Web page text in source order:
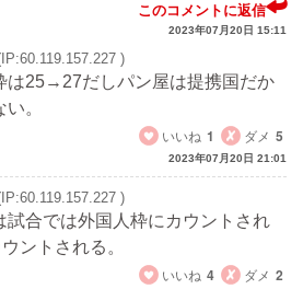
このコメントに返信
2023年07月20日 15:11
)
は25→27だしパン屋は提携国だか
。
いいね 1 ダメ 5
2023年07月20日 21:01
)
試合では外国人枠にカウントされ
ントされる。
いいね 4 ダメ 2